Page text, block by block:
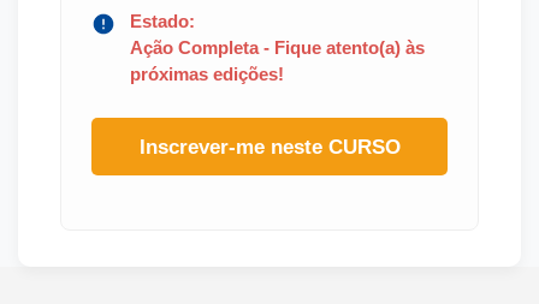
Estado:
Ação Completa - Fique atento(a) às
próximas edições!
Inscrever-me neste CURSO